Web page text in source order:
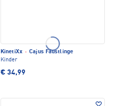
KinetiXx · Cajus Fäustlinge
Kinder
€ 34,99